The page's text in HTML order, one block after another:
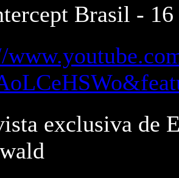
Brasil - 16
exclusiva de